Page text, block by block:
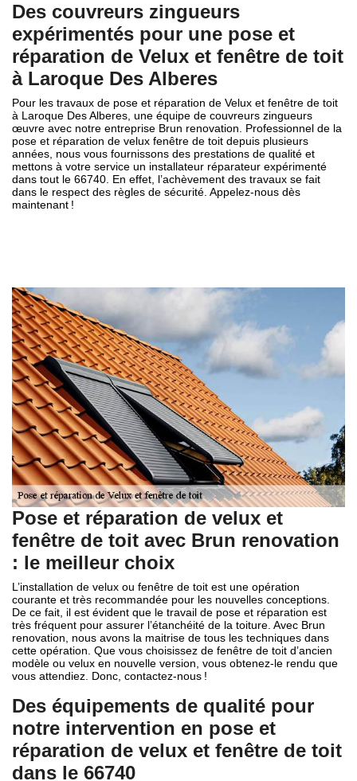
Des couvreurs zingueurs
expérimentés pour une pose et
réparation de Velux et fenêtre de toit
à Laroque Des Alberes
Pour les travaux de pose et réparation de Velux et fenêtre de toit
à Laroque Des Alberes, une équipe de couvreurs zingueurs
œuvre avec notre entreprise Brun renovation. Professionnel de la
pose et réparation de velux fenêtre de toit depuis plusieurs
années, nous vous fournissons des prestations de qualité et
mettons à votre service un installateur réparateur expérimenté
dans tout le 66740. En effet, l’achèvement des travaux se fait
dans le respect des règles de sécurité. Appelez-nous dès
maintenant !
Pose et réparation de velux et
fenêtre de toit avec Brun renovation
: le meilleur choix
L’installation de velux ou fenêtre de toit est une opération
courante et très recommandée pour les nouvelles conceptions.
De ce fait, il est évident que le travail de pose et réparation est
très fréquent pour assurer l’étanchéité de la toiture. Avec Brun
renovation, nous avons la maitrise de tous les techniques dans
cette opération. Que vous choisissez de fenêtre de toit d’ancien
modèle ou velux en nouvelle version, vous obtenez-le rendu que
vous attendiez. Donc, contactez-nous !
Des équipements de qualité pour
notre intervention en pose et
réparation de velux et fenêtre de toit
dans le 66740